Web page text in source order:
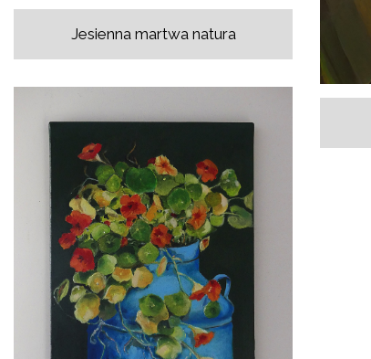
Jesienna martwa natura